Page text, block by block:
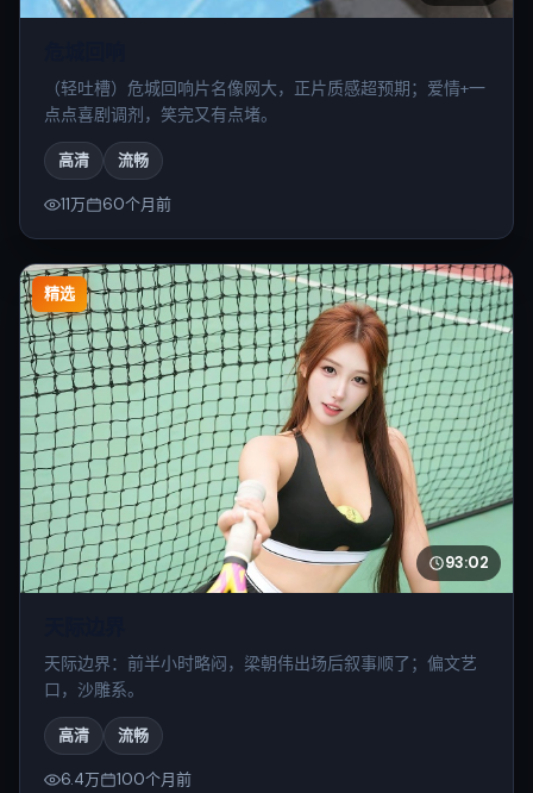
（轻吐槽）危城回响片名像网大，正片质感超预期；爱情+一
点点喜剧调剂，笑完又有点堵。
高清 流畅
11万 60个月前
精选
93:02
天际边界：前半小时略闷，梁朝伟出场后叙事顺了；偏文艺
口，沙雕系。
高清 流畅
6.4万 100个月前